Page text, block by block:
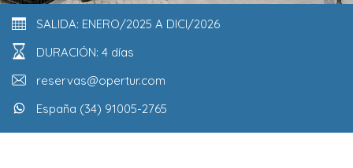
SALIDA: ENERO/2025 A DICI/2026
DURACIÓN: 4 días
reservas@opertur.com
España (34) 91005-2765